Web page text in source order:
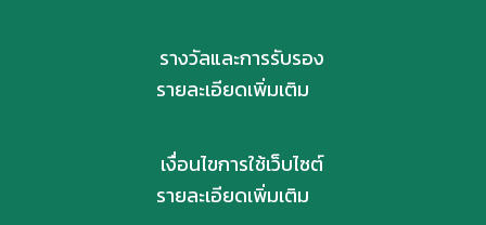
รางวัลและการรับรอง
รายละเอียดเพิ่มเติม
เงื่อนไขการใช้เว็บไซต์
รายละเอียดเพิ่มเติม